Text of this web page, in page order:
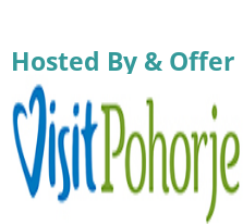
Hosted By & Offer